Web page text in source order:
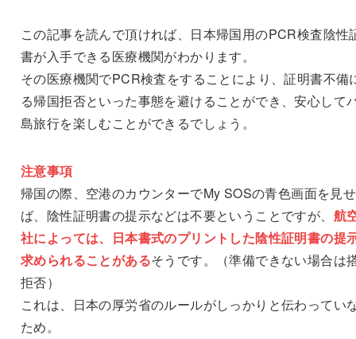
この記事を読んで頂ければ、日本帰国用のPCR検査陰性
書が入手できる医療機関がわかります。
その医療機関でPCR検査をすることにより、証明書不備
る帰国拒否といった事態を避けることができ、安心して
島旅行を楽しむことができるでしょう。
注意事項
帰国の際、空港のカウンターでMy SOSの青色画面を見
ば、陰性証明書の提示などは不要ということですが、 航
社によっては、日本書式のプリントした陰性証明書の提
求められることがあるそうです。（準備できない場合は
拒否）
これは、日本の厚労省のルールがしっかりと伝わってい
ため。